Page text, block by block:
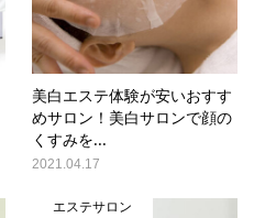
美白エステ体験が安いおすす
めサロン！美白サロンで顔の
くすみを...
2021.04.17
エステサロン